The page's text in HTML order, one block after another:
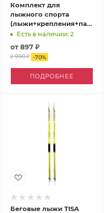
Комплект для
лыжного спорта
(лыжи+крепления+палки)
Бренды ЦСТ крепление
Есть в наличии: 2
от897 ₽
2 990 ₽ -70%
ПОДРОБНЕЕ
Беговые лыжи TISA